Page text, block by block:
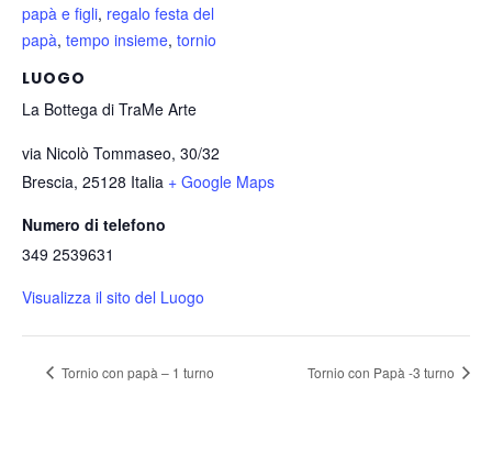
papà e figli, regalo festa del
papà, tempo insieme, tornio
LUOGO
La Bottega di TraMe Arte
via Nicolò Tommaseo, 30/32
Brescia, 25128 Italia + Google Maps
Numero di telefono
349 2539631
Visualizza il sito del Luogo
Tornio con papà – 1 turno Tornio con Papà -3 turno